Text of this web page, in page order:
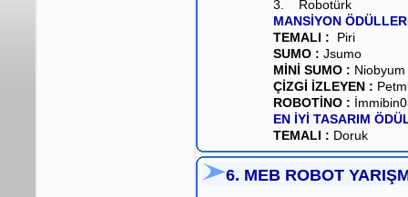
3.
Robotürk
MANSİYON
TEMALI :
Piri
SUMO : Jsumo
MİNİ SUMO : Niobyum
ÇİZGİ İZLEYEN :
ROBOTİNO :
EN İYİ TASARIM
TEMALI : Doruk
6. MEB ROBOT